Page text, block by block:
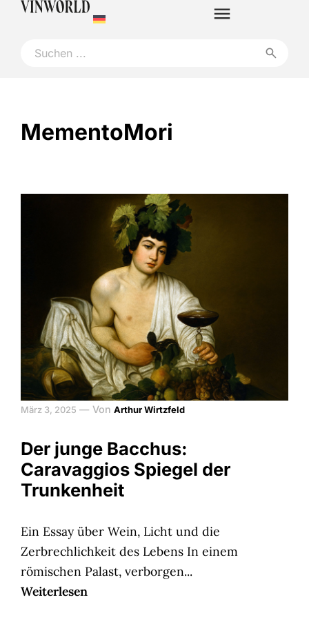
MementoMori
März 3, 2025 — Von Arthur Wirtzfeld
Der junge Bacchus:
Caravaggios Spiegel der
Trunkenheit
Ein Essay über Wein, Licht und die
Zerbrechlichkeit des Lebens In einem
römischen Palast, verborgen...
Weiterlesen